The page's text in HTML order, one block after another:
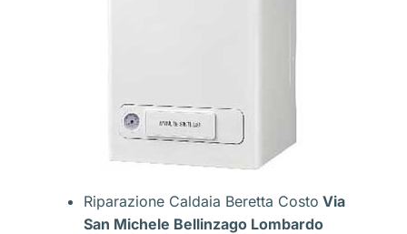
Riparazione Caldaia Beretta Costo Via
San Michele Bellinzago Lombardo